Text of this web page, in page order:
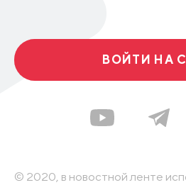
ВОЙТИ НА
© 2020, в новостной ленте